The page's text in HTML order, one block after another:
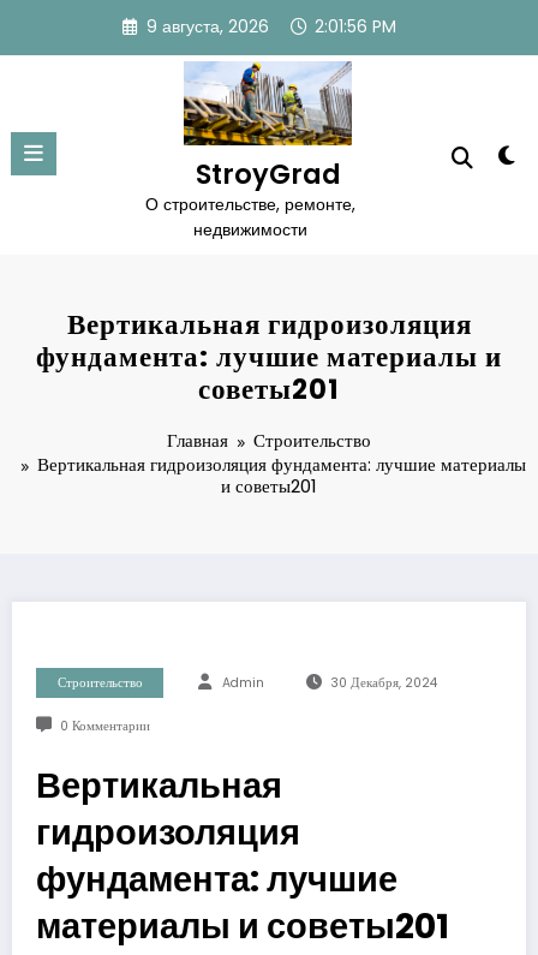
содержимому
9 августа, 2026 2:01:57 PM
StroyGrad
О строительстве, ремонте,
недвижимости
Вертикальная гидроизоляция
фундамента: лучшие материалы и
советы201
Главная
Строительство
Вертикальная гидроизоляция фундамента: лучшие материалы
и советы201
Строительство Admin 30 Декабря, 2024
0 Комментарии
Вертикальная
гидроизоляция
фундамента: лучшие
материалы и советы201